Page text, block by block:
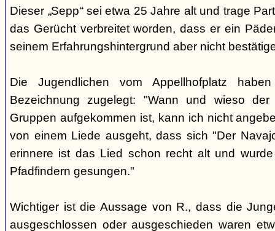
Dieser „Sepp“ sei etwa 25 Jahre alt und trage
das Gerücht verbreitet worden, dass er ein
seinem Erfahrungshintergrund aber nicht
Die Jugendlichen vom Appellhofplatz
Bezeichnung zugelegt: "Wann und wieso
Gruppen aufgekommen ist, kann ich nicht
von einem Liede ausgeht, dass sich "Der
erinnere ist das Lied schon recht alt und
Pfadfindern gesungen."
Wichtiger ist die Aussage von R., dass die
ausgeschlossen oder ausgeschieden waren